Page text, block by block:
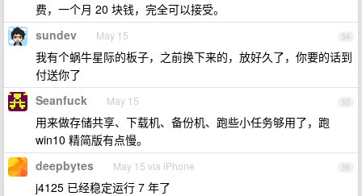
费，一个月 20 块钱，完全可以接受。
54
sundev May 15
我有个蜗牛星际的板子，之前换下来的，放好久了，你要的话到
付送你了
55
Seanfuck May 15
用来做存储共享、下载机、备份机、跑些小任务够用了，跑
win10 精简版有点慢。
56
deepbytes May 15 via iPhone
j4125 已经稳定运行 7 年了